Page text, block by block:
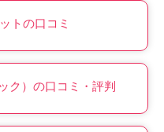
トの口コミ
ク）の口コミ・評判